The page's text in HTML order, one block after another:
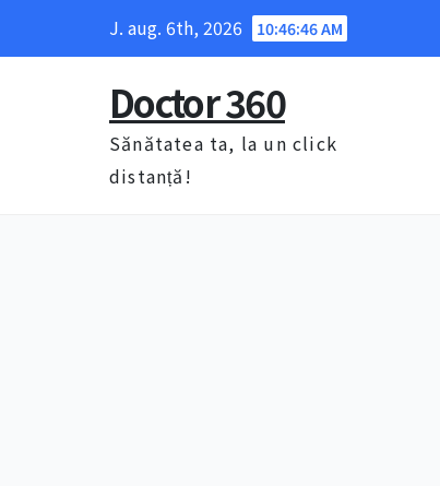
J. aug. 6th, 2026 10:46:47 AM
Doctor 360
Sănătatea ta, la un click
distanță!